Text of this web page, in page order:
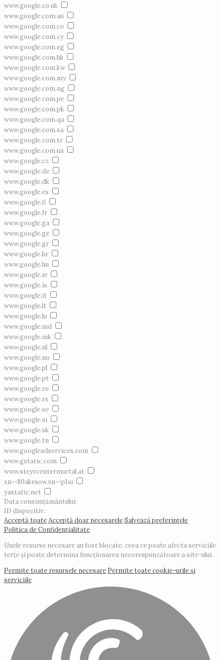
www.google.co.uk
www.google.com.au
www.google.com.co
www.google.com.cy
www.google.com.eg
www.google.com.hk
www.google.com.kw
www.google.com.my
www.google.com.ng
www.google.com.pe
www.google.com.pk
www.google.com.qa
www.google.com.sa
www.google.com.tr
www.google.com.ua
www.google.cz
www.google.de
www.google.dk
www.google.es
www.google.fi
www.google.fr
www.google.ga
www.google.ge
www.google.gr
www.google.hr
www.google.hu
www.google.ie
www.google.is
www.google.it
www.google.lt
www.google.lu
www.google.md
www.google.mk
www.google.nl
www.google.no
www.google.pl
www.google.pt
www.google.ro
www.google.rs
www.google.se
www.google.si
www.google.sk
www.google.tn
www.googleadservices.com
www.gstatic.com
www.steyrcentermurtal.at
xn--80akrsow.xn--p1ai
yastatic.net
Data consimțământului:
ID dispozitiv:
Acceptă toateAcceptă doar necesareleSalvează preferințele
Politica de Confidențialitate
Unele resurse necesare au fost blocate, ceea ce poate afecta serviciile
terțe și poate determina funcționarea necorespunzătoare a site-ului.
Permite toate resursele necesare Permite toate cookie-urile și
serviciile